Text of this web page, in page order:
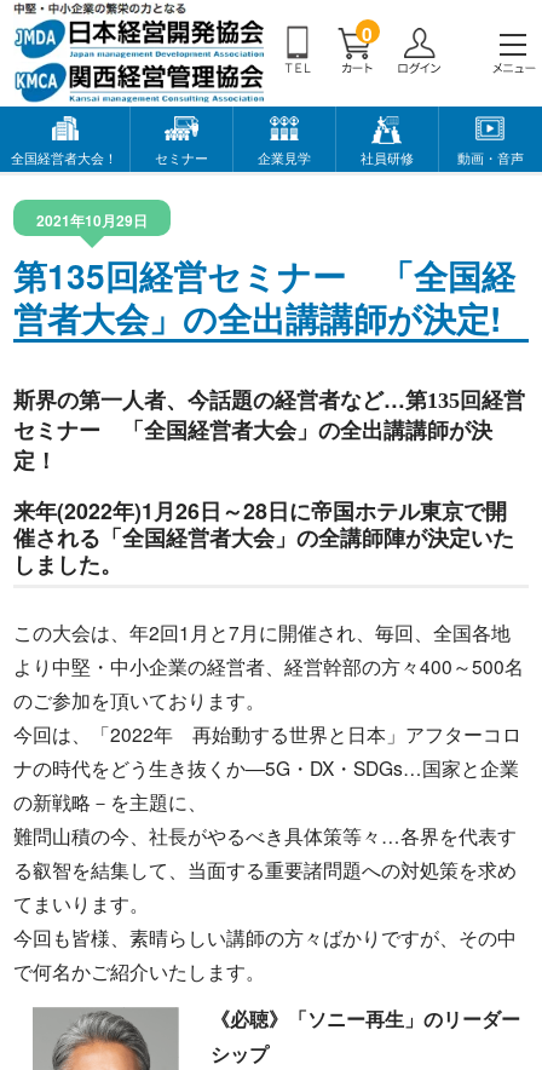
0
全国経営者大会！ セミナー 企業見学 社員研修 動画・音声
2021年10月29日
第135回経営セミナー 「全国経
営者大会」の全出講講師が決定!
斯界の第一人者、今話題の経営者など…第135回経営
セミナー
「全国経営者大会」の全出講講師が決
定！
来年(2022年)1月26日～28日に帝国ホテル東京で開
催される「全国経営者大会」の全講師陣が決定いた
しました。
この大会は、年2回1月と7月に開催され、毎回、全国各地
より中堅・中小企業の経営者、経営幹部の方々400～500名
のご参加を頂いております。
今回は、「2022年 再始動する世界と日本」アフターコロ
ナの時代をどう生き抜くか―5G・DX・SDGs…国家と企業
の新戦略－を主題に、
難問山積の今、社長がやるべき具体策等々…各界を代表す
る叡智を結集して、当面する重要諸問題への対処策を求め
てまいります。
今回も皆様、素晴らしい講師の方々ばかりですが、その中
で何名かご紹介いたします。
《必聴》「ソニー再生」のリーダー
シップ